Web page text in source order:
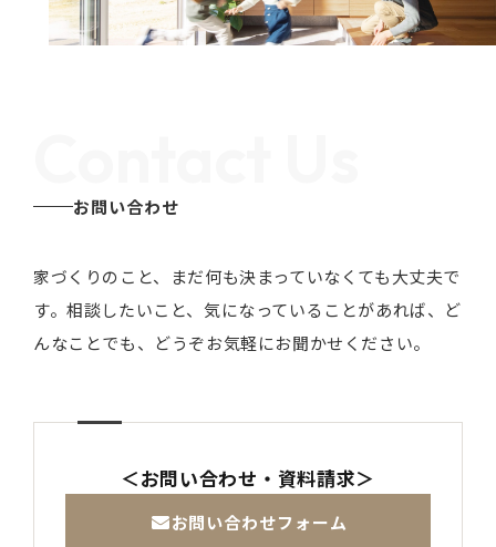
お問い合わせ
家づくりのこと、まだ何も決まっていなくても大丈夫で
す。相談したいこと、気になっていることがあれば、ど
んなことでも、どうぞお気軽にお聞かせください。
＜お問い合わせ・資料請求＞
お問い合わせフォーム